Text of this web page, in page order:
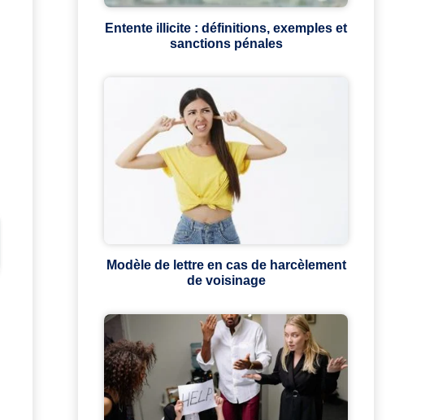
Entente illicite : définitions, exemples et
sanctions pénales
Modèle de lettre en cas de harcèlement
de voisinage